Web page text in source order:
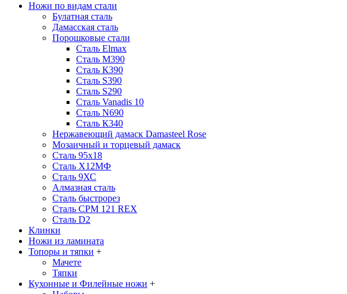
Ножи по видам стали
Булатная сталь
Дамасская сталь
Порошковые стали
Сталь Elmax
Сталь М390
Сталь К390
Сталь S390
Сталь S290
Сталь Vanadis 10
Сталь N690
Сталь К340
Нержавеющий дамаск Damasteel Rose
Мозаичный и торцевый дамаск
Сталь 95х18
Сталь Х12МФ
Сталь 9ХС
Алмазная сталь
Сталь быстрорез
Сталь CPM 121 REX
Сталь D2
Клинки
Ножи из ламината
Топоры и тяпки +
Мачете
Тяпки
Кухонные и Филейные ножи +